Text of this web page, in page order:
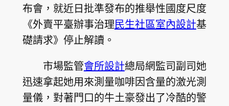
布會，就近日批準發布的推舉性國度尺度
《外賣平臺辦事治理民生社區室內設計基
礎請求》停止解讀。
市場監管會所設計總局網監司副司她
迅速拿起她用來測量咖啡因含量的激光測
量儀，對著門口的牛土豪發出了冷酷的警